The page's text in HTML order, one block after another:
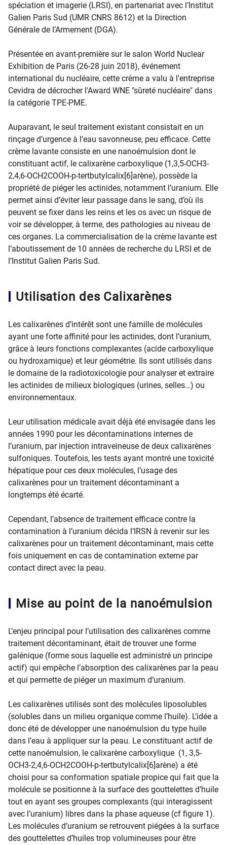
spéciation et imagerie (LRSI), en partenariat avec l’Institut
Galien Paris Sud (UMR CNRS 8612) et la Direction
Générale de l’Armement (DGA).
Présentée en avant-première sur le salon World Nuclear
Exhibition de Paris (26-28 juin 2018), événement
international du nucléaire, cette crème a valu à l'entreprise
Cevidra de décrocher l'Award WNE "sûreté nucléaire" dans
la catégorie TPE-PME.
Auparavant, le seul traitement existant consistait en un
rinçage d’urgence à l’eau savonneuse, peu efficace. Cette
crème lavante consiste en une nanoémulsion dont le
constituant actif, le calixarène carboxylique (1,3,5-OCH3-
2,4,6-OCH2COOH-p-tertbutylcalix[6]arène), possède la
propriété de piéger les actinides, notamment l’uranium. Elle
permet ainsi d’éviter leur passage dans le sang, d’où ils
peuvent se fixer dans les reins et les os avec un risque de
voir se développer, à terme, des pathologies au niveau de
ces organes. La commercialisation de la crème lavante est
l’aboutissement de 10 années de recherche du LRSI et de
l’Institut Galien Paris Sud.
Utilisation des Calixarènes
Les calixarènes d’intérêt sont une famille de molécules
ayant une forte affinité pour les actinides, dont l’uranium,
grâce à leurs fonctions complexantes (acide carboxylique
ou hydroxamique) et leur géométrie. Ils sont utilisés dans
le domaine de la radiotoxicologie pour analyser et extraire
les actinides de milieux biologiques (urines, selles…) ou
environnementaux.
Leur utilisation médicale avait déjà été envisagée dans les
années 1990 pour les décontaminations internes de
l’uranium, par injection intraveineuse de deux calixarènes
sulfoniques. Toutefois, les tests ayant montré une toxicité
hépatique pour ces deux molécules, l’usage des
calixarènes pour un traitement décontaminant a
longtemps été écarté.
Cependant, l’absence de traitement efficace contre la
contamination à l’uranium décida l’IRSN à revenir sur les
calixarènes pour un traitement décontaminant, mais cette
fois uniquement en cas de contamination externe par
contact direct avec la peau.
Mise au point de la nanoémulsion
L’enjeu principal pour l’utilisation des calixarènes comme
traitement décontaminant, était de trouver une forme
galénique (forme sous laquelle est administré un principe
actif) qui empêche l’absorption des calixarènes par la peau
et qui permette de piéger un maximum d’uranium.
Les calixarènes utilisés sont des molécules liposolubles
(solubles dans un milieu organique comme l’huile). L’idée a
donc été de développer une nanoémulsion du type huile
dans l’eau à appliquer sur la peau. Le constituant actif de
cette nanoémulsion, le calixarène carboxylique (1, 3,5-
OCH3-2,4,6-OCH2COOH-p-tertbutylcalix[6]arène) a été
choisi pour sa conformation spatiale propice qui fait que la
molécule se positionne à la surface des gouttelettes d’huile
tout en ayant ses groupes complexants (qui interagissent
avec l’uranium) libres dans la phase aqueuse (cf figure 1).
Les molécules d’uranium se retrouvent piégées à la surface
des gouttelettes d’huiles trop volumineuses pour être